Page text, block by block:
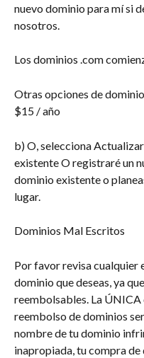
nuevo dominio para mí si
nosotros.
Los dominios .com
Otras opciones de
$15 / año
b) O, selecciona
existente O registraré un
dominio existente o
lugar.
Dominios Mal Escritos
Por favor revisa
dominio que deseas, ya
reembolsables. La
reembolso de dominios
nombre de tu dominio
inapropiada, tu compra